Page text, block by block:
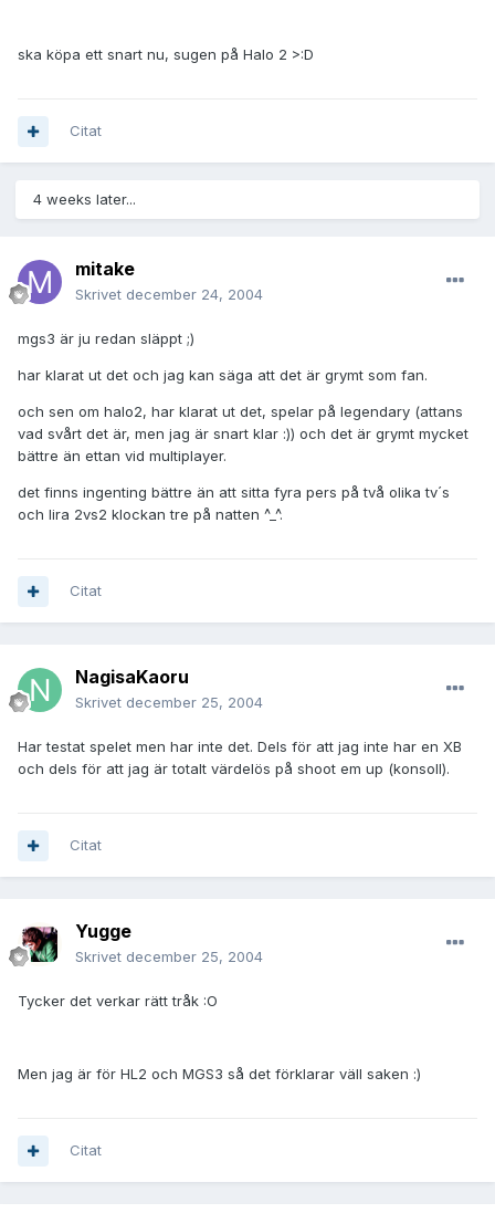
ska köpa ett snart nu, sugen på Halo 2 >:D
Citat
4 weeks later...
mitake
Skrivet december 24, 2004
mgs3 är ju redan släppt ;)
har klarat ut det och jag kan säga att det är grymt som fan.
och sen om halo2, har klarat ut det, spelar på legendary (attans
vad svårt det är, men jag är snart klar :)) och det är grymt mycket
bättre än ettan vid multiplayer.
det finns ingenting bättre än att sitta fyra pers på två olika tv´s
och lira 2vs2 klockan tre på natten ^_^.
Citat
NagisaKaoru
Skrivet december 25, 2004
Har testat spelet men har inte det. Dels för att jag inte har en XB
och dels för att jag är totalt värdelös på shoot em up (konsoll).
Citat
Yugge
Skrivet december 25, 2004
Tycker det verkar rätt tråk :O
Men jag är för HL2 och MGS3 så det förklarar väll saken :)
Citat